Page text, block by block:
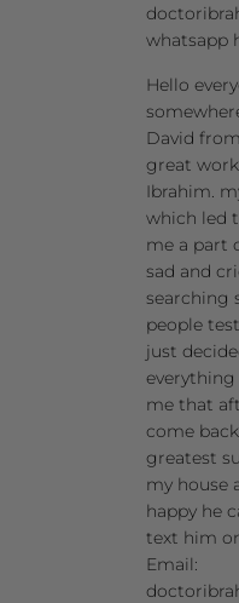
whatsapp
Hello
David
great
Ibrahim.
which led
me a part
sad and
searching
people
just
me that
come
greatest
my house
happy he
text him
Email: